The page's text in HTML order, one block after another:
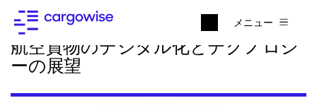
メニュー
ニュースに戻る
航空貨物のデジタル化とテクノロジ
ーの展望